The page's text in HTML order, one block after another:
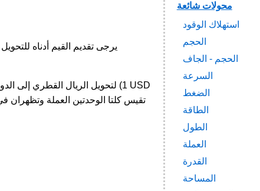
مثال الريال القطري [QAR] إلى الدولار الأمريكي [USD], يرجى تقديم القيم أدناه للتحويل
محولات شائعة
استهلاك الوقود
الحجم
الحجم - الجاف
السرعة
الضغط
الطاقة
الطول
العملة
القدرة
المساحة